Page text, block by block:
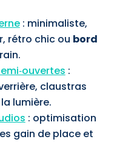
: minimaliste,
rétro chic ou bord
:
claustras
lumière.
: optimisation
gain de place et